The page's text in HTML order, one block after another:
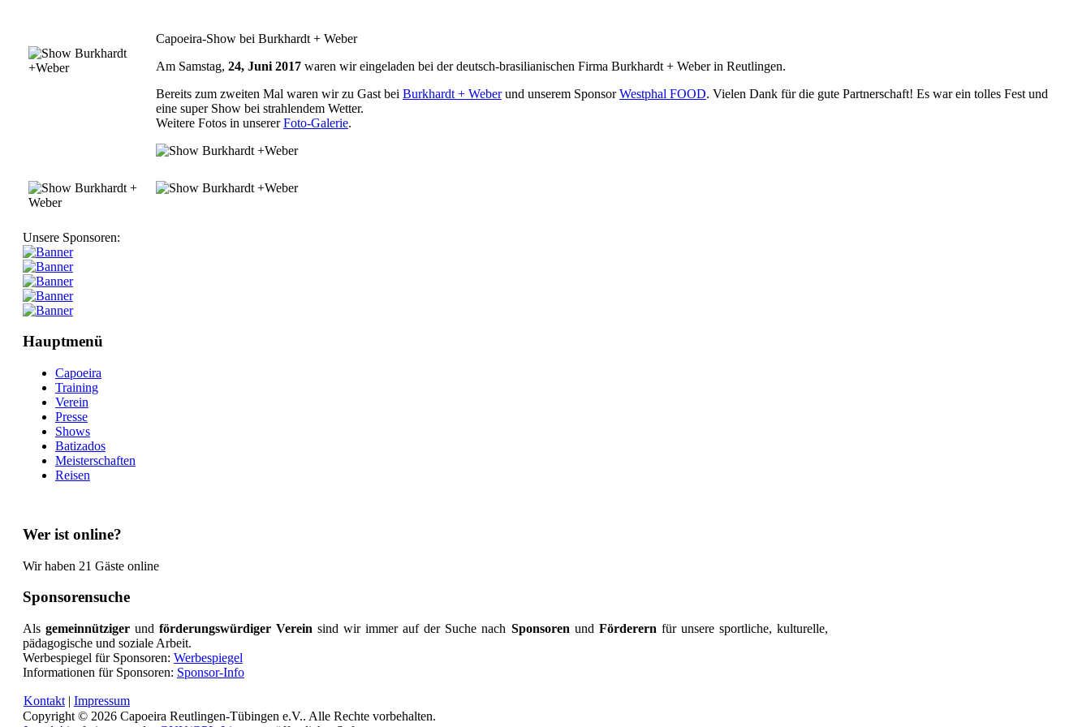
Capoeira-Show bei Burkhardt + Weber
Am Samstag, 24, Juni 2017waren wir eingeladen bei der deutsch-brasilianischen Firma Burkhardt + Weber in Reutlingen.
Bereits zum zweiten Mal waren wir zu Gast bei Burkhardt + Weberund unserem SponsorWestphal FOOD. Vielen Dank für die gute Partnerschaft! Es war ein tolles Fest und
eine super Show bei strahlendem Wetter.
Weitere Fotos in unsererFoto-Galerie.
Unsere Sponsoren:
Hauptmenü
Capoeira
Training
Verein
Presse
Shows
Batizados
Meisterschaften
Reisen
Wer ist online?
Wir haben 21 Gäste online
Sponsorensuche
Als gemeinnützigerundförderungswürdiger Verein sind wir immer auf der Suche nach Sponsoren und Förderern für unsere sportliche, kulturelle,
pädagogische und soziale Arbeit.
Werbespiegel für Sponsoren: Werbespiegel
Informationen für Sponsoren: Sponsor-Info
Kontakt| Impressum
Copyright © 2026 Capoeira Reutlingen-Tübingen e.V.. Alle Rechte vorbehalten.